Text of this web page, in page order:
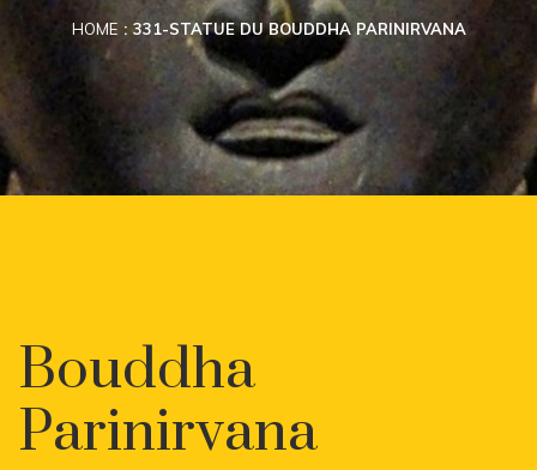
HOME 331-STATUE DU BOUDDHA PARINIRVANA
Bouddha
Parinirvana